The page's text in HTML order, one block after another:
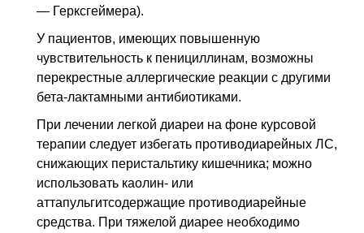
— Герксгеймера).
У пациентов, имеющих повышенную
чувствительность к пенициллинам, возможны
перекрестные аллергические реакции с другими
бета-лактамными антибиотиками.
При лечении легкой диареи на фоне курсовой
терапии следует избегать противодиарейных ЛС,
снижающих перистальтику кишечника; можно
использовать каолин- или
аттапульгитсодержащие противодиарейные
средства. При тяжелой диарее необходимо